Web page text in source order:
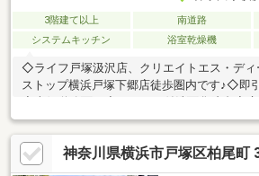
3階建て以上 南道路
システムキッチン
浴室乾燥機
◇ライフ戸塚汲沢店、クリエイトエス・ディ
ストップ横浜戸塚下郷店徒歩圏内です♪◇即
年内引渡可◇南向き◇システムキッチン◇
納◇閑静な住宅地◇トイレ２ヶ所◇温水洗
居室フローリング◇３階建以上◇都市ガス◇
◇納戸◇食器洗乾燥機◇周辺交通量少なめ
神奈川県横浜市戸塚区柏尾町